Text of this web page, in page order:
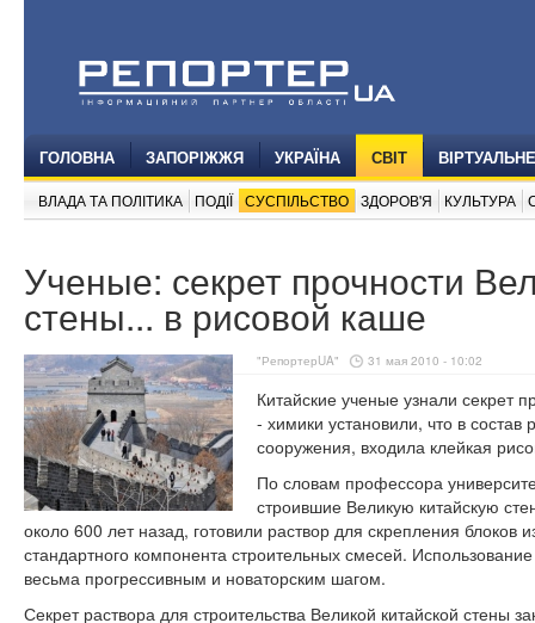
ГОЛОВНА ЗАПОРІЖЖЯ УКРАЇНА СВІТ
ВЛАДА ТА ПОЛІТИКА ПОДІЇ СУСПІЛЬСТВО ЗДОРОВ'Я КУЛЬТУРА
Ученые: секрет прочности
стены... в рисовой каше
"РепортерUA" 31 мая 2010 - 10:02
Китайские ученые узнали секрет
- химики установили, что в
сооружения, входила клейкая
По словам профессора
строившие Великую китайскую
около 600 лет назад, готовили раствор для скрепления блоков
стандартного компонента строительных смесей.
весьма прогрессивным и новаторским шагом.
Секрет раствора для строительства Великой китайской стены